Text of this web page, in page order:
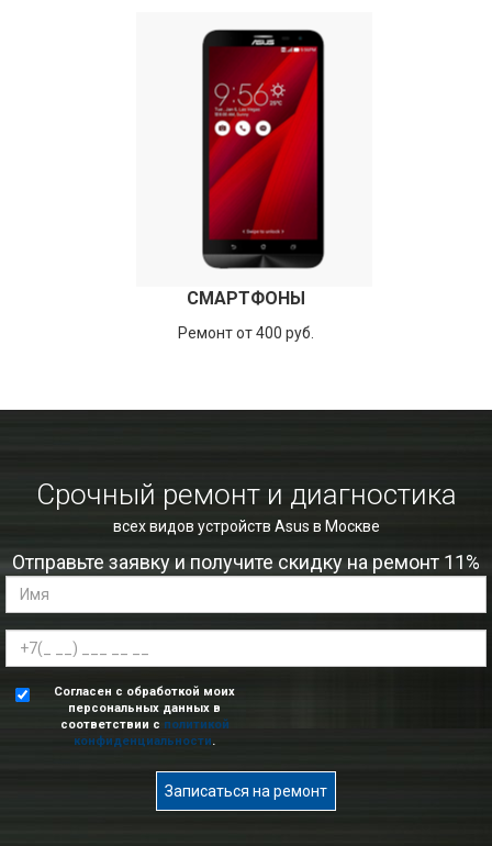
СМАРТФОНЫ
Ремонт от 400 руб.
Срочный ремонт и диагностика
всех видов устройств Asus в Москве
Отправьте заявку и получите скидку на ремонт 11%
Согласен с обработкой моих
персональных данных в
соответствии с политикой
конфиденциальности.
Записаться на ремонт